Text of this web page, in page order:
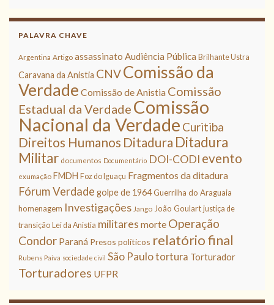
PALAVRA CHAVE
Argentina Artigo assassinato Audiência Pública Brilhante Ustra
Caravana da Anistia CNVComissão da
Verdade Comissão de Anistia Comissão
Estadual da Verdade Comissão
Nacional da Verdade Curitiba
Direitos Humanos Ditadura Ditadura
Militar documentos Documentário DOI-CODI evento
exumação FMDH Foz do Iguaçu Fragmentos da ditadura
Fórum Verdade golpe de 1964Guerrilha do Araguaia
homenagem Investigações Jango João Goulart justiça de
transição Lei da Anistia militares morte Operação
Condor Paraná Presos políticos relatório final
Rubens Paiva sociedade civil São Paulotortura Torturador
Torturadores UFPR